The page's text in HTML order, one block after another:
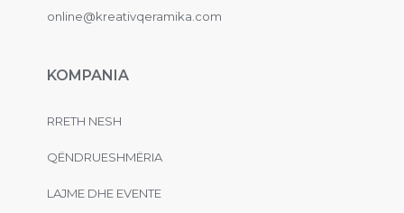
online@kreativqeramika.com
KOMPANIA
RRETH NESH
QËNDRUESHMËRIA
LAJME DHE EVENTE